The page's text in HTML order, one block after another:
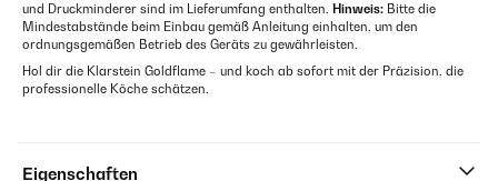
und Druckminderer sind im Lieferumfang enthalten. Hinweis: Bitte die
Mindestabstände beim Einbau gemäß Anleitung einhalten, um den
ordnungsgemäßen Betrieb des Geräts zu gewährleisten.
Hol dir die Klarstein Goldflame – und koch ab sofort mit der Präzision, die
professionelle Köche schätzen.
Eigenschaften